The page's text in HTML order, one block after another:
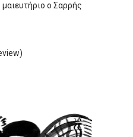
ο Σαρρής